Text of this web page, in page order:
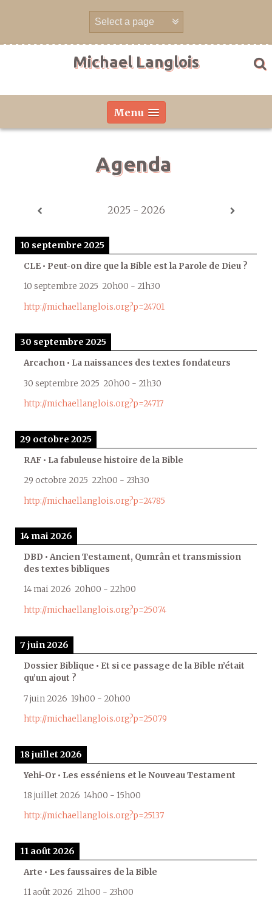
Michael Langlois
Menu
Agenda
2025 - 2026
10 septembre 2025
CLE • Peut-on dire que la Bible est la Parole de Dieu ?
10 septembre 2025 20h00 - 21h30
http://michaellanglois.org?p=24701
30 septembre 2025
Arcachon • La naissances des textes fondateurs
30 septembre 2025 20h00 - 21h30
http://michaellanglois.org?p=24717
29 octobre 2025
RAF • La fabuleuse histoire de la Bible
29 octobre 2025 22h00 - 23h30
http://michaellanglois.org?p=24785
14 mai 2026
DBD • Ancien Testament, Qumrân et transmission
des textes bibliques
14 mai 2026 20h00 - 22h00
http://michaellanglois.org?p=25074
7 juin 2026
Dossier Biblique • Et si ce passage de la Bible n’était
qu’un ajout ?
7 juin 2026 19h00 - 20h00
http://michaellanglois.org?p=25079
18 juillet 2026
Yehi-Or • Les esséniens et le Nouveau Testament
18 juillet 2026 14h00 - 15h00
http://michaellanglois.org?p=25137
11 août 2026
Arte • Les faussaires de la Bible
11 août 2026 21h00 - 23h00